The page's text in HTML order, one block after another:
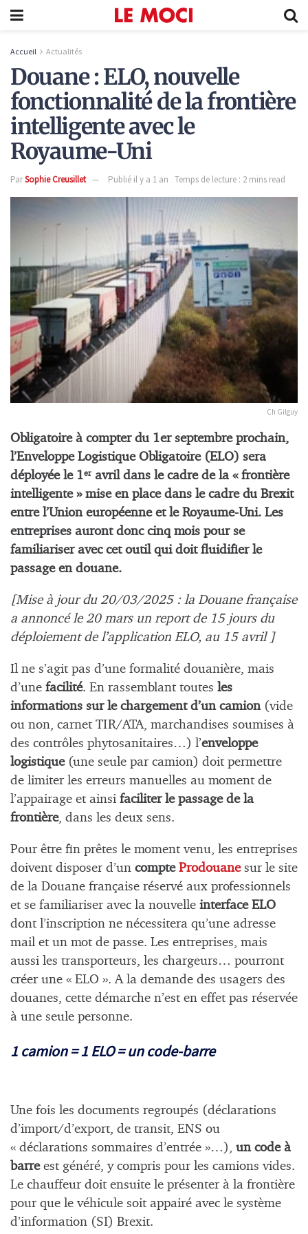
Accueil Actualités
Douane : ELO, nouvelle
fonctionnalité de la frontière
intelligente avec le
Royaume-Uni
ParSophie Creusillet Publié il y a 1 an Temps de lecture : 2 mins read
Ch Gilguy
Obligatoire à compter du 1er septembre prochain,
l’Enveloppe Logistique Obligatoire (ELO) sera
déployée le 1er avril dans le cadre de la « frontière
intelligente » mise en place dans le cadre du Brexit
entre l’Union européenne et le Royaume-Uni. Les
entreprises auront donc cinq mois pour se
familiariser avec cet outil qui doit fluidifier le
passage en douane.
[Mise à jour du 20/03/2025 : la Douane française
a annoncé le 20 mars un report de 15 jours du
déploiement de l’application ELO, au 15 avril ]
Il ne s’agit pas d’une formalité douanière, mais
d’une facilité. En rassemblant toutes les
informations sur le chargement d’un camion(vide
ou non, carnet TIR/ATA, marchandises soumises à
des contrôles phytosanitaires…) l’enveloppe
logistique(une seule par camion) doit permettre
de limiter les erreurs manuelles au moment de
l’appairage et ainsi faciliter le passage de la
frontière, dans les deux sens.
Pour être fin prêtes le moment venu, les entreprises
doivent disposer d’un compteProdouanesur le site
de la Douane française réservé aux professionnels
et se familiariser avec la nouvelle interface ELO
dont l’inscription ne nécessitera qu’une adresse
mail et un mot de passe. Les entreprises, mais
aussi les transporteurs, les chargeurs… pourront
créer une « ELO ». A la demande des usagers des
douanes, cette démarche n’est en effet pas réservée
à une seule personne.
1 camion = 1 ELO = un code-barre
Une fois les documents regroupés (déclarations
d’import/d’export, de transit, ENS ou
« déclarations sommaires d’entrée »…), un code à
barreest généré, y compris pour les camions vides.
Le chauffeur doit ensuite le présenter à la frontière
pour que le véhicule soit appairé avec le système
d’information (SI) Brexit.